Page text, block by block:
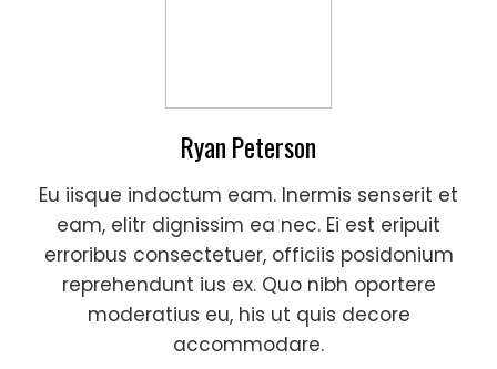
Ryan Peterson
Eu iisque indoctum eam. Inermis senserit et
eam, elitr dignissim ea nec. Ei est eripuit
erroribus consectetuer, officiis posidonium
reprehendunt ius ex. Quo nibh oportere
moderatius eu, his ut quis decore
accommodare.